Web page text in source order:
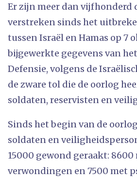
Er zijn meer dan vijfhonderd
verstreken sinds het
tussen Israël en Hamas op 7
bijgewerkte gegevens van
Defensie, volgens de
de zware tol die de oorlog
soldaten, reservisten en
Sinds het begin van de
soldaten en
15000 gewond geraakt: 8600
verwondingen en 7500 met